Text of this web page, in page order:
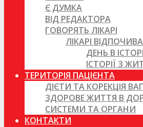
Є ДУМКА
ВІД РЕДАКТОРА
ГОВОРЯТЬ ЛІКАРІ
ЛІКАРІ
ДЕНЬ В
ІСТОРІЇ З
ТЕРИТОРІЯ ПАЦІЄНТА
ДІЄТИ ТА КОРЕКЦІЯ
ЗДОРОВЕ ЖИТТЯ В
СИСТЕМИ ТА ОРГАНИ
КОНТАКТИ